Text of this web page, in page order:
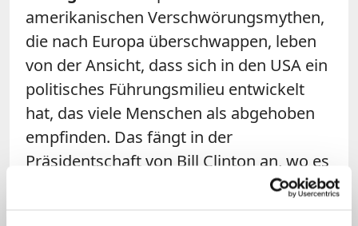
amerikanischen Verschwörungsmythen,
die nach Europa überschwappen, leben
von der Ansicht, dass sich in den USA ein
politisches Führungsmilieu entwickelt
hat, das viele Menschen als abgehoben
empfinden. Das fängt in der
Präsidentschaft von Bill Clinton an, wo es